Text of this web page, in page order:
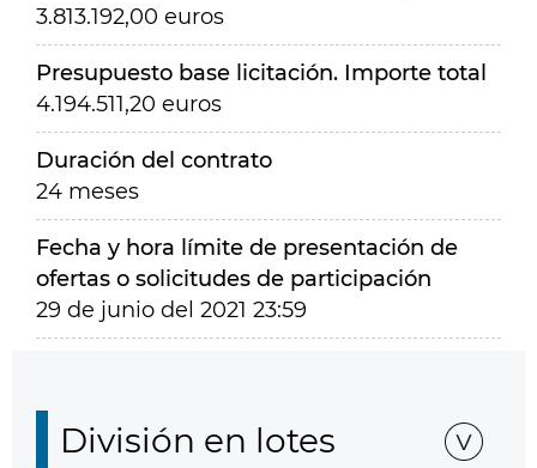
3.813.192,00 euros
Presupuesto base licitación. Importe total
4.194.511,20 euros
Duración del contrato
24 meses
Fecha y hora límite de presentación de
ofertas o solicitudes de participación
29 de junio del 2021 23:59
División en lotes